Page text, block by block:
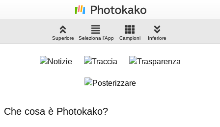
Superiore Seleziona l'App Campioni Inferiore
Che cosa è Photokako?